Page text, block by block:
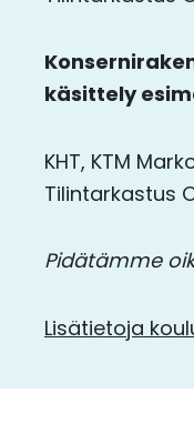
käsittely
KHT, KTM
Tilintarkastus
Pidätämme
Lisätietoja